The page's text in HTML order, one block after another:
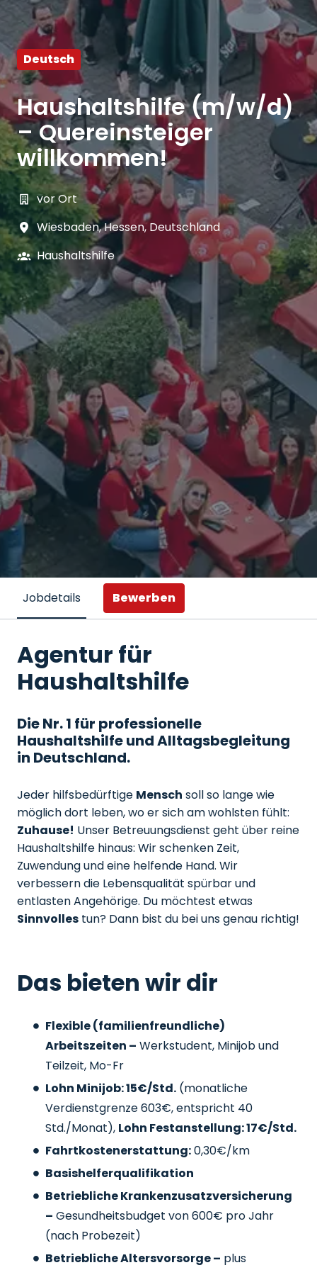
Deutsch
Haushaltshilfe (m/w/d)
– Quereinsteiger
willkommen!
vor Ort
Wiesbaden,Hessen, Deutschland
Haushaltshilfe
Jobdetails Bewerben
Agentur für
Haushaltshilfe
Die Nr. 1 für professionelle
Haushaltshilfe und Alltagsbegleitung
in Deutschland.
Jeder hilfsbedürftige Mensch soll so lange wie
möglich dort leben, wo er sich am wohlsten fühlt:
Zuhause! Unser Betreuungsdienst geht über reine
Haushaltshilfe hinaus: Wir schenken Zeit,
Zuwendung und eine helfende Hand. Wir
verbessern die Lebensqualität spürbar und
entlasten Angehörige. Du möchtest etwas
Sinnvolles tun? Dann bist du bei uns genau richtig!
Das bieten wir dir
Flexible (familienfreundliche)
Arbeitszeiten – Werkstudent, Minijob und
Teilzeit, Mo-Fr
Lohn Minijob: 15€/Std. (monatliche
Verdienstgrenze 603€, entspricht 40
Std./Monat), Lohn Festanstellung: 17€/Std.
Fahrtkostenerstattung:0,30€/km
Basishelferqualifikation
Betriebliche Krankenzusatzversicherung
– Gesundheitsbudget von 600€ pro Jahr
(nach Probezeit)
Betriebliche Altersvorsorge – plus